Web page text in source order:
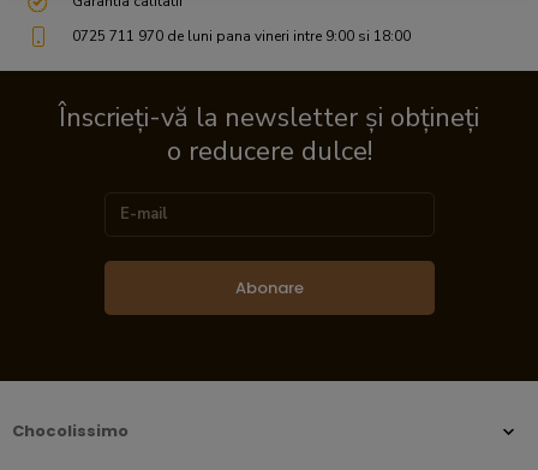
0725 711 970 de luni pana vineri intre 9:00 si 18:00
Înscrieți-vă la newsletter și obțineți
o reducere dulce!
Abonare
Chocolissimo